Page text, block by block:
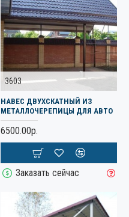
3603
НАВЕС ДВУХСКАТНЫЙ ИЗ
МЕТАЛЛОЧЕРЕПИЦЫ ДЛЯ АВТО
6500.00р.
Заказать сейчас